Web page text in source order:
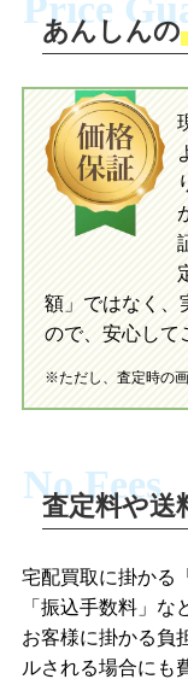
ル キスミートゥル
オブライス CWC限
ショップ限定ノスタ
ルト＆ティ/ネオブラ
【２０１１年】
ネオブライス CWC
ック～/ネオブライ
ースピリット/CWC
ライス プティデジ
ンハッピーメモリー
ライス CWC限定 ス
ブライス CWC限定
ネオブライス シン
ィオブラブ/ネオブラ
イト-/ネオブライス
ドデリシャス/ネオ
シスエメラルド/
オブライス レイチ
入金完了
初めての方へ
あんしんの
額」ではなく、
ので、安心して
※ただし、査定時の
No Fees
査定料や送
宅配買取に掛かる
「振込手数料」な
お客様に掛かる負
ルされる場合にも